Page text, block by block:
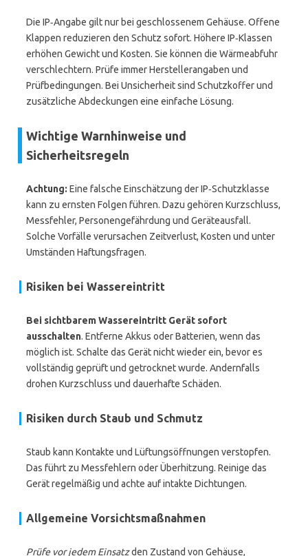
Die IP‑Angabe gilt nur bei geschlossenem Gehäuse. Offene
Klappen reduzieren den Schutz sofort. Höhere IP‑Klassen
erhöhen Gewicht und Kosten. Sie können die Wärmeabfuhr
verschlechtern. Prüfe immer Herstellerangaben und
Prüfbedingungen. Bei Unsicherheit sind Schutzkoffer und
zusätzliche Abdeckungen eine einfache Lösung.
Wichtige Warnhinweise und
Sicherheitsregeln
Achtung: Eine falsche Einschätzung der IP‑Schutzklasse
kann zu ernsten Folgen führen. Dazu gehören Kurzschluss,
Messfehler, Personengefährdung und Geräteausfall.
Solche Vorfälle verursachen Zeitverlust, Kosten und unter
Umständen Haftungsfragen.
Risiken bei Wassereintritt
Bei sichtbarem Wassereintritt Gerät sofort
ausschalten. Entferne Akkus oder Batterien, wenn das
möglich ist. Schalte das Gerät nicht wieder ein, bevor es
vollständig geprüft und getrocknet wurde. Andernfalls
drohen Kurzschluss und dauerhafte Schäden.
Risiken durch Staub und Schmutz
Staub kann Kontakte und Lüftungsöffnungen verstopfen.
Das führt zu Messfehlern oder Überhitzung. Reinige das
Gerät regelmäßig und achte auf intakte Dichtungen.
Allgemeine Vorsichtsmaßnahmen
Prüfe vor jedem Einsatzden Zustand von Gehäuse,